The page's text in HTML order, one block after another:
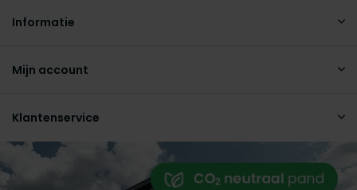
Informatie
Mijn account
Klantenservice